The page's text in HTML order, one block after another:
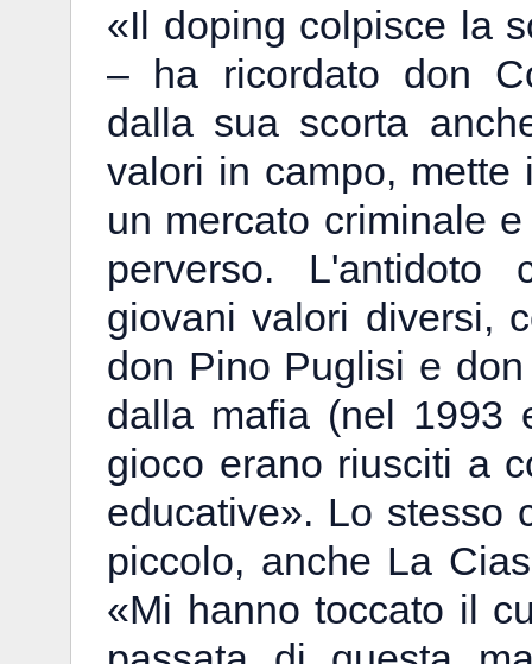
«Il doping colpisce la
– ha ricordato don
dalla sua scorta
valori in campo, mette
un mercato criminale
perverso. L'antidoto
giovani valori diversi,
don Pino Puglisi e
dalla mafia (nel 1993
gioco erano riusciti a
educative». Lo stesso
piccolo, anche La
«Mi hanno toccato il